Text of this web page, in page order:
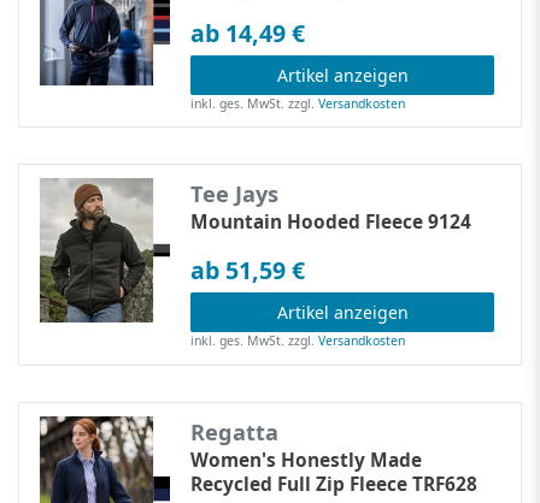
ab 14,49 €
Artikel anzeigen
inkl. ges. MwSt. zzgl.Versandkosten
Tee Jays
Mountain Hooded Fleece 9124
ab 51,59 €
Artikel anzeigen
inkl. ges. MwSt. zzgl.Versandkosten
Regatta
Women's Honestly Made
Recycled Full Zip Fleece TRF628